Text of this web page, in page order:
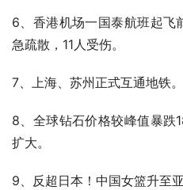
6、香港机场一国泰航班起
急疏散，11人受伤。
7、上海、苏州正式互通地铁。
8、全球钻石价格较峰值暴跌
扩大。
9、反超日本！中国女篮升至